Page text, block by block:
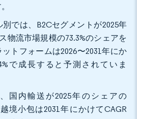
別では、B2Cセグメントが2025年
物流市場規模の73.3%のシェアを
トフォームは2026〜2031年にか
で成長すると予測されていま
国内輸送が2025年のシェアの
境小包は2031年にかけてCAGR